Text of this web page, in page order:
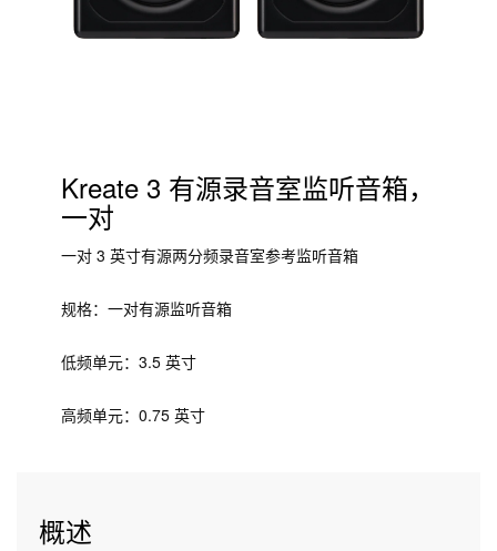
Kreate 3 有源录音室监听音箱，
一对
一对 3 英寸有源两分频录音室参考监听音箱
规格：一对有源监听音箱
低频单元：3.5 英寸
高频单元：0.75 英寸
概述